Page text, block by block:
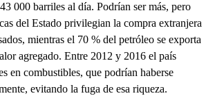
000 barriles al día. Podrían ser más, pero
del Estado privilegian la compra extranjera
mientras el 70 % del petróleo se exporta
agregado. Entre 2012 y 2016 el país
en combustibles, que podrían haberse
evitando la fuga de esa riqueza.